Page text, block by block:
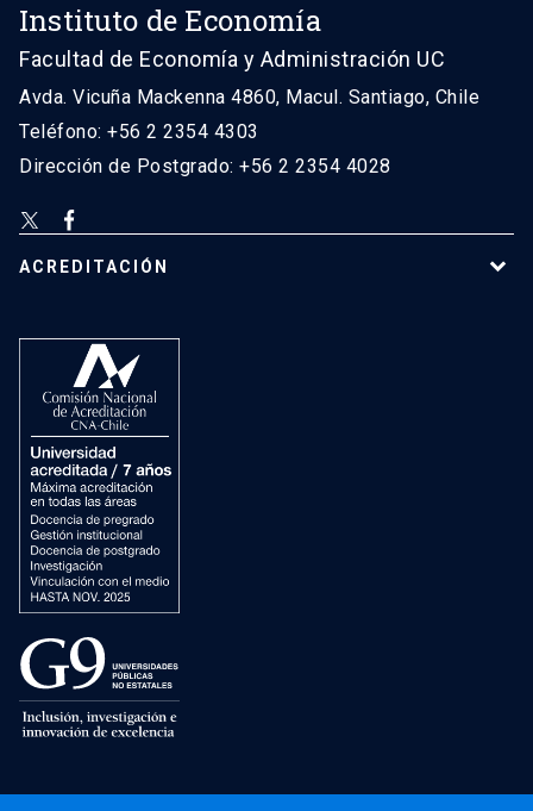
Instituto de Economía
Facultad de Economía y Administración UC
Avda. Vicuña Mackenna 4860, Macul. Santiago, Chile
Teléfono: +56 2 2354 4303
Dirección de Postgrado: +56 2 2354 4028
ACREDITACIÓN